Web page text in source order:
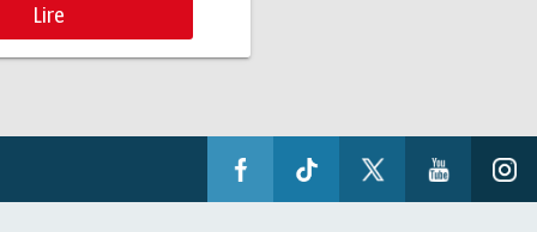
Lire